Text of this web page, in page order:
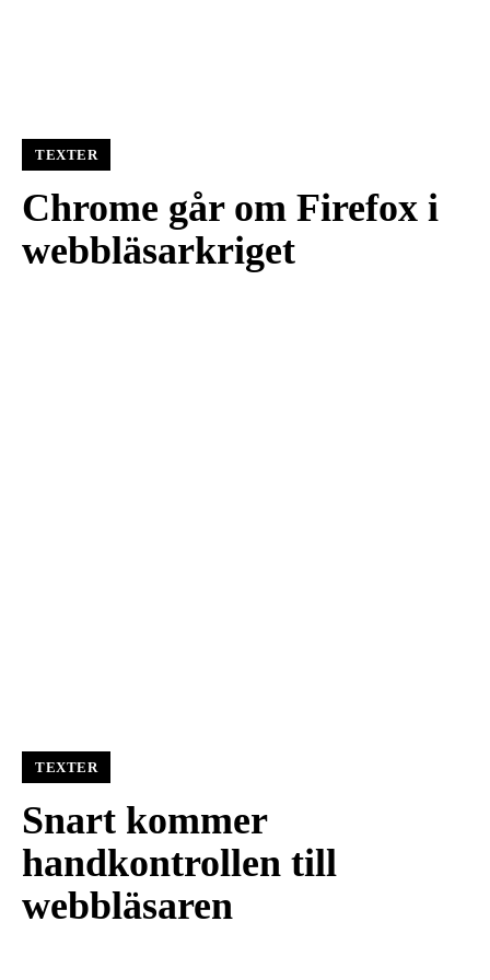
TEXTER
Chrome går om Firefox i
webbläsarkriget
TEXTER
Snart kommer
handkontrollen till
webbläsaren